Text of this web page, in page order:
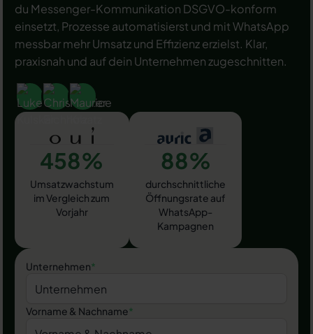
du Messenger-Kommunikation DSGVO-konform
einsetzt, Prozesse automatisierst und mit WhatsApp
messbar mehr Umsatz und Effizienz erzielst. Klar,
praxisnah und auf dein Unternehmen zugeschnitten.
458%
Umsatzwachstum
im Vergleich zum
Vorjahr
88%
durchschnittliche
Öffnungsrate auf
WhatsApp-
Kampagnen
Unternehmen*
Vorname & Nachname*